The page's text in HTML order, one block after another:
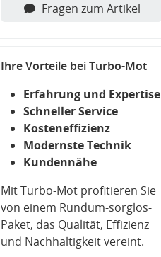
Fragen zum Artikel
Ihre Vorteile bei Turbo-Mot
Erfahrung und Expertise
Schneller Service
Kosteneffizienz
Modernste Technik
Kundennähe
Mit Turbo-Mot profitieren Sie
von einem Rundum-sorglos-
Paket, das Qualität, Effizienz
und Nachhaltigkeit vereint.